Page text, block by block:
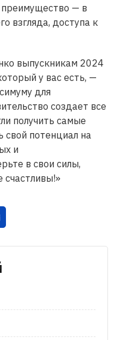
преимущество — в
взгляда, доступа к
выпускникам 2024
у вас есть, —
для
создает все
получить самые
свой потенциал на
и
в свои силы,
счастливы!»